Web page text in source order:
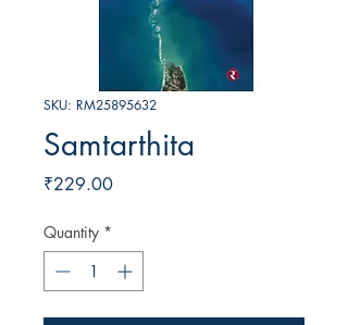
SKU: RM25895632
Samtarthita
₹229.00Price
Quantity *